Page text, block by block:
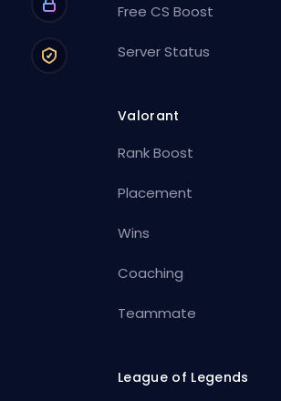
Free CS Boost
Server Status
Valorant
Rank Boost
Placement
Wins
Coaching
Teammate
League of Legends